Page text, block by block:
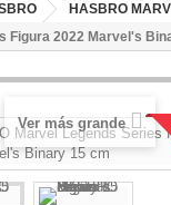
HASBRO
Figura 2022 Marvel's
Ver más grande